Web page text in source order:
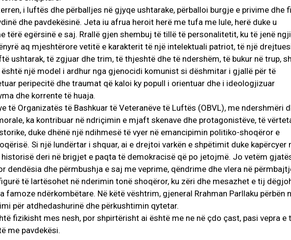
i luftës dhe përballjes në gjyqe ushtarake, përballoi burgje e privime dhe
dhe pavdekësinë. Jeta iu afrua heroit herë me tufa me lule, herë duke u
tërë egërsinë e saj. Rrallë gjen shembuj të tillë të personalitetit, ku të jenë
aq mjeshtërore vetitë e karakterit të një intelektuali patriot, të një
ushtarak, të zgjuar dhe trim, të thjeshtë dhe të ndershëm, të bukur në trup,
një model i ardhur nga gjenocidi komunist si dëshmitar i gjallë për të
peripecitë dhe traumat që kaloi ky popull i orientuar dhe i ideologjizuar
dhe korrente të huaja.
të Organizatës të Bashkuar të Veteranëve të Luftës (OBVL), me ndershmëri
ka kontribuar në ndriçimin e mjaft skenave dhe protagonistëve, të
duke dhënë një ndihmesë të vyer në emancipimin politiko-shoqëror e
Si një lundërtar i shquar, ai e drejtoi varkën e shpëtimit duke kapërcyer
deri në brigjet e paqta të demokracisë që po jetojmë. Jo vetëm
dendësia dhe përmbushja e saj me veprime, qëndrime dhe vlera në
të lartësohet në nderimin tonë shoqëror, ku zëri dhe mesazhet e tij
famoze ndërkombëtare. Në këtë vështrim, gjeneral Rrahman Parllaku përbën
për atdhedashurinë dhe përkushtimin qytetar.
fizikisht mes nesh, por shpirtërisht ai është me ne në çdo çast, pasi vepra e
me pavdekësi.